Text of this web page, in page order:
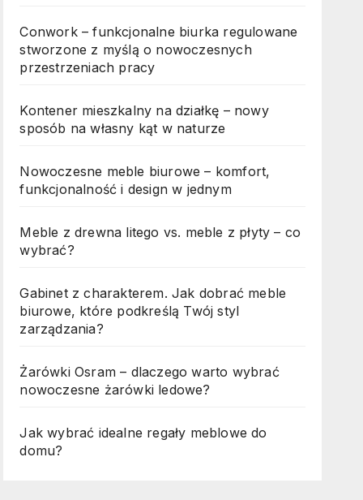
Conwork – funkcjonalne biurka regulowane
stworzone z myślą o nowoczesnych
przestrzeniach pracy
Kontener mieszkalny na działkę – nowy
sposób na własny kąt w naturze
Nowoczesne meble biurowe – komfort,
funkcjonalność i design w jednym
Meble z drewna litego vs. meble z płyty – co
wybrać?
Gabinet z charakterem. Jak dobrać meble
biurowe, które podkreślą Twój styl
zarządzania?
Żarówki Osram – dlaczego warto wybrać
nowoczesne żarówki ledowe?
Jak wybrać idealne regały meblowe do
domu?